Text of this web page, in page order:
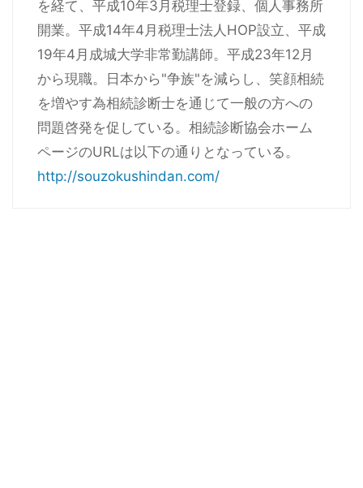
を経て、平成10年3月税理士登録、個人事務所
開業。平成14年4月税理士法人HOP設立、平成
19年4月成城大学非常勤講師。平成23年12月
から現職。日本から"争族"を減らし、笑顔相続
を増やす為相続診断士を通じて一般の方への
問題啓発を促している。相続診断協会ホーム
ページのURLは以下の通りとなっている。
http://souzokushindan.com/